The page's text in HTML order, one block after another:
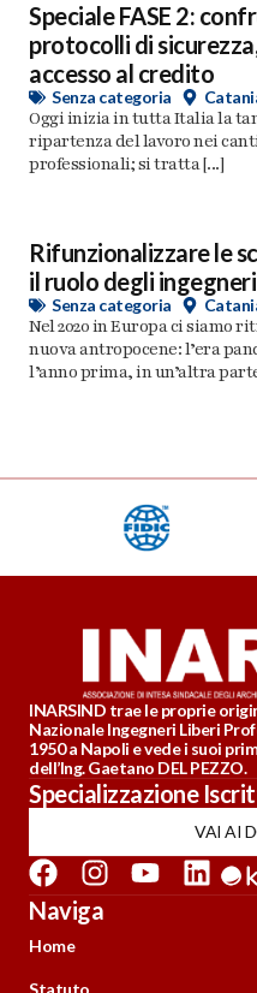
Speciale FASE 2:
protocolli di
accesso al credito
Senza categoria
Oggi inizia in tutta Italia la
ripartenza del lavoro nei
professionali; si tratta [...]
Rifunzionalizzare le
il ruolo degli
Senza categoria
Nel 2020 in Europa ci siamo
nuova antropocene: l’era
l’anno prima, in un’altra
INARSIND trae le proprie
Nazionale Ingegneri Liberi
1950 a Napoli e vede i suoi
dell’Ing. Gaetano DEL PEZZO.
Specializzazione
VAI AI
Naviga
Home
Statuto